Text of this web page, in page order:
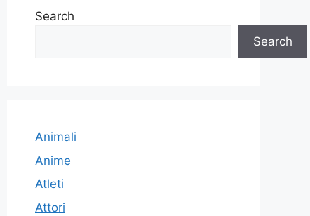
Search
Search
Animali
Anime
Atleti
Attori